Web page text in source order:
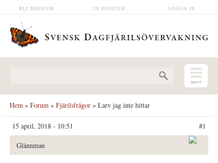
Hoppa till huvudinnehåll LOGGA IN
IN ENGLISH
BLI MEDLEM
Hem » Forum » Fjärilsfrågor » Larv jag inte hittar
15 april, 2018 - 10:51 #1
Glännman